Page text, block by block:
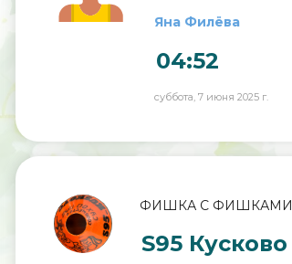
Яна Филёва
04:52
суббота, 7 июня 2025 г.
ФИШКА С ФИШКАМИ
S95 Кусково